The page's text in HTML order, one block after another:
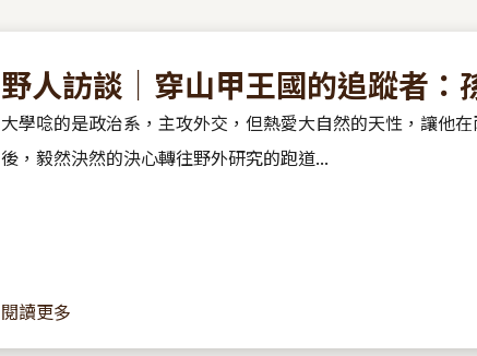
野人訪談｜穿山甲王國的追蹤者：
大學唸的是政治系，主攻外交，但熱愛大自然的天性，讓他
後，毅然決然的決心轉往野外研究的跑道...
閱讀更多